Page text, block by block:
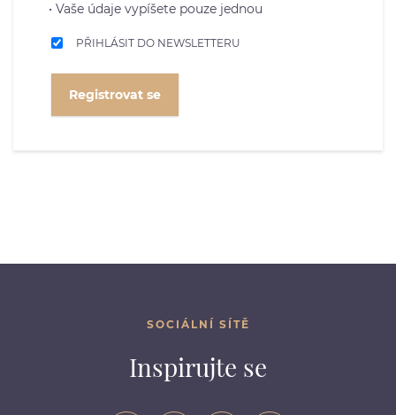
• Vaše údaje vypíšete pouze jednou
PŘIHLÁSIT DO NEWSLETTERU
Registrovat se
SOCIÁLNÍ SÍTĚ
Inspirujte se